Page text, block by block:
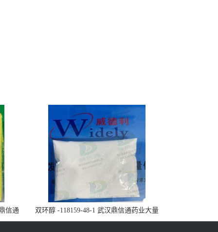
信通
双环醇 -118159-48-1 武汉鼎信通药业大量
现货供应